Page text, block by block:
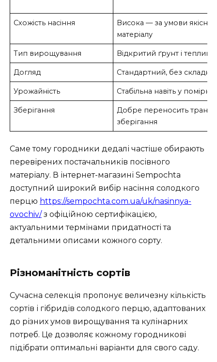
Схожість насіння
Висока — за умови
матеріалу
Тип вирощування Відкритий ґрунт і теплиця
Догляд Стандартний, без
Урожайність Стабільна навіть у
Зберігання
Добре переносить
зберігання
Саме тому городники дедалі частіше обирають
перевірених постачальників посівного
матеріалу. В інтернет-магазині Sempochta
доступний широкий вибір насіння солодкого
перцю https://sempochta.com.ua/uk/nasinnya-
ovochiv/з офіційною сертифікацією,
актуальними термінами придатності та
детальними описами кожного сорту.
Різноманітність сортів
Сучасна селекція пропонує величезну кількість
сортів і гібридів солодкого перцю, адаптованих
до різних умов вирощування та кулінарних
потреб. Це дозволяє кожному городникові
підібрати оптимальні варіанти для свого саду.